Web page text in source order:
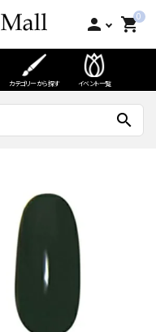
person 0
shopping_cart
カテゴリーから探す イベント一覧
search